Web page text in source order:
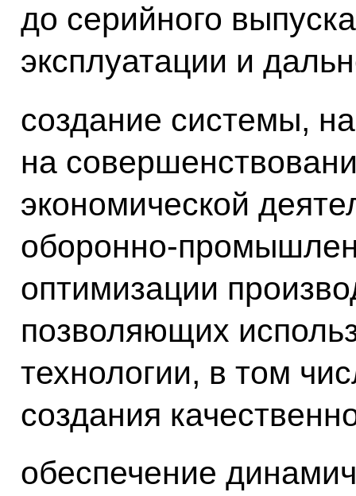
до серийного
эксплуатации и
создание системы,
на
экономической
оборонно-
оптимизации
позволяющих
технологии, в том
создания
обеспечение